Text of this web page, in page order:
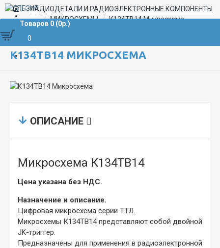
Товаров 0 (0р.)
0
РАДИОДЕТАЛИ И РАДИОЭЛЕКТРОННЫЕ КОМПОНЕНТЫ
МИКРОСХЕМЫ
К134ТВ14 Микросхема
К134ТВ14 МИКРОСХЕМА
ОПИСАНИЕ
Микросхема К134ТВ14
Цена указана без НДС.
Назначение и описание.
Цифровая микросхема серии ТТЛ.
Микросхемы К134ТВ14 представляют собой двойной
JK-триггер.
Предназначены для применения в радиоэлектронной